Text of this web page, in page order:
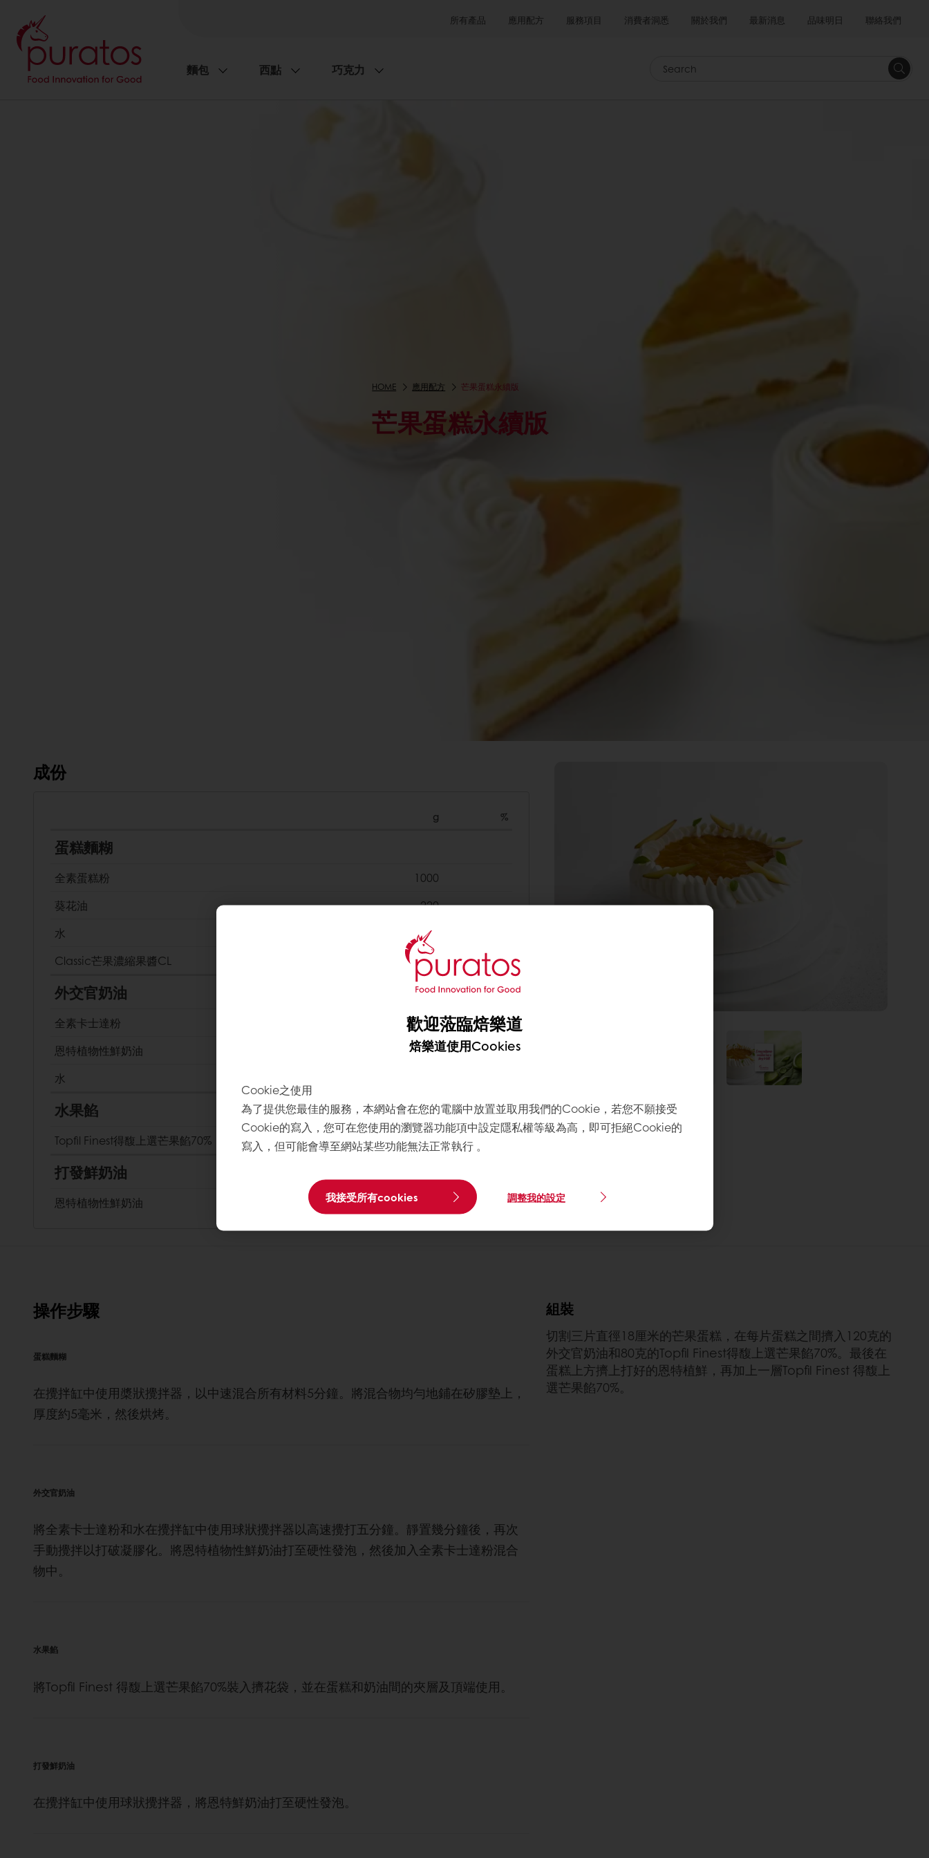
所有產品 應用配方 服務項目 消費者洞悉 關於我們 最新消息 品味明日 聯絡我們
麵包 西點 巧克力 Search
HOME 應用配方 芒果蛋糕永續版
芒果蛋糕永續版
成份
g %
蛋糕麵糊
全素蛋糕粉
1000
葵花油
220
水
470
Classic芒果濃縮果醬CL
80
外交官奶油
全素卡士達粉
375
恩特植物性鮮奶油
690
水
水果餡
Topfil Finest得馥上選芒果餡70% 1000
打發鮮奶油
恩特植物性鮮奶油 1000
操作步驟
蛋糕麵糊
在攪拌缸中使用槳狀攪拌器，以中速混合所有材料5分鐘。將混合物均勻地鋪在矽膠墊上，
厚度約5毫米，然後烘烤。
外交官奶油
將全素卡士達粉和水在攪拌缸中使用球狀攪拌器以高速攪打五分鐘。靜置幾分鐘後，再次
手動攪拌以打破凝膠化。將恩特植物性鮮奶油打至硬性發泡，然後加入全素卡士達粉混合
物中。
水果餡
將Topfil Finest 得馥上選芒果餡70%裝入擠花袋，並在蛋糕和奶油間的夾層及頂端使用。
打發鮮奶油
在攪拌缸中使用球狀攪拌器，將恩特鮮奶油打至硬性發泡。
組裝
切割三片直徑18厘米的芒果蛋糕，在每片蛋糕之間擠入120克的
外交官奶油和80克的Topfil Finest得馥上選芒果餡70%。最後在
蛋糕上方擠上打好的恩特植鮮，再加上一層Topfil Finest 得馥上
選芒果餡70%。
歡迎蒞臨焙樂道
焙樂道使用Cookies
Cookie之使用
為了提供您最佳的服務，本網站會在您的電腦中放置並取用我們的Cookie，若您不願接受
Cookie的寫入，您可在您使用的瀏覽器功能項中設定隱私權等級為高，即可拒絕Cookie的
寫入，但可能會導至網站某些功能無法正常執行 。
我接受所有cookies 調整我的設定